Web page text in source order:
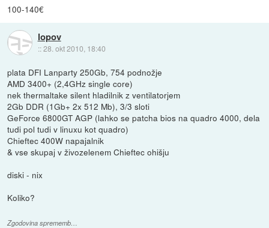
100-140€
lopov
::28. okt 2010, 18:40
plata DFI Lanparty 250Gb, 754 podnožje
AMD 3400+ (2,4GHz single core)
nek thermaltake silent hladilnik z ventilatorjem
2Gb DDR (1Gb+ 2x 512 Mb), 3/3 sloti
GeForce 6800GT AGP (lahko se patcha bios na quadro 4000, dela
tudi pol tudi v linuxu kot quadro)
Chieftec 400W napajalnik
& vse skupaj v živozelenem Chieftec ohišju
diski - nix
Koliko?
Zgodovina sprememb…